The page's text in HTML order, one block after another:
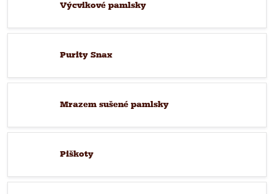
Výcvikové pamlsky
Purity Snax
Mrazem sušené pamlsky
Piškoty